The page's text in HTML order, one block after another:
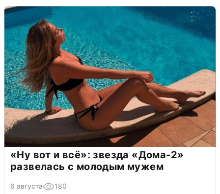
«Ну вот и всё»: звезда «Дома-2»
развелась с молодым мужем
6 августа 180